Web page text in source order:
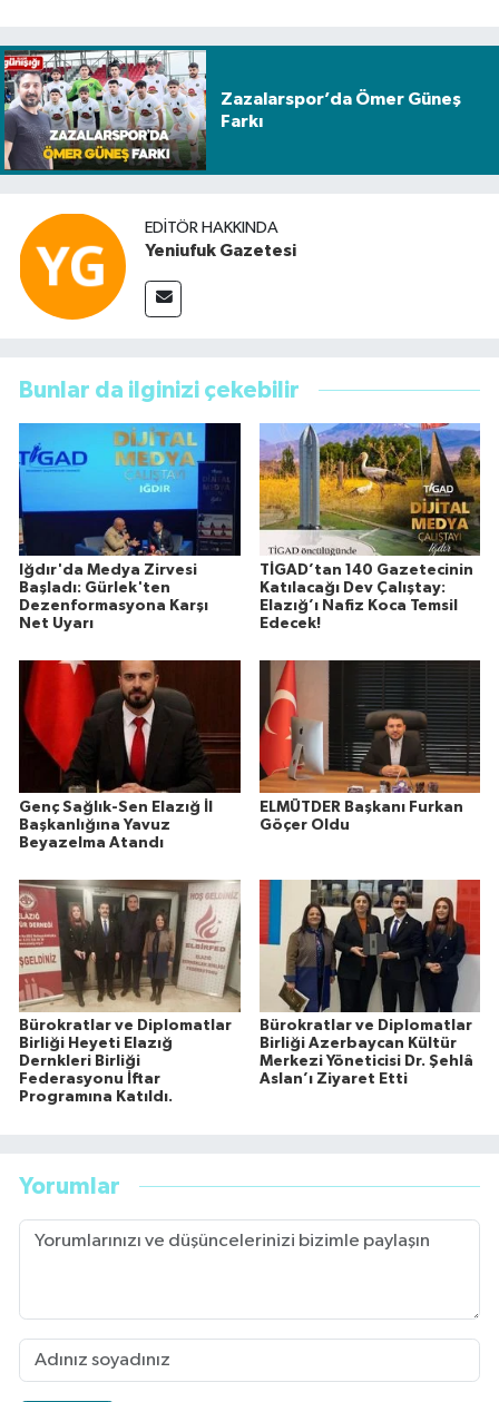
Zazalarspor’da Ömer Güneş
Farkı
EDITÖR HAKKINDA
Yeniufuk Gazetesi
Bunlar da ilginizi çekebilir
Iğdır'da Medya Zirvesi
Başladı: Gürlek'ten
Dezenformasyona Karşı
Net Uyarı
TİGAD’tan 140 Gazetecinin
Katılacağı Dev Çalıştay:
Elazığ’ı Nafiz Koca Temsil
Edecek!
Genç Sağlık-Sen Elazığ İl
Başkanlığına Yavuz
Beyazelma Atandı
ELMÜTDER Başkanı Furkan
Göçer Oldu
Bürokratlar ve Diplomatlar
Birliği Heyeti Elazığ
Dernkleri Birliği
Federasyonu İftar
Programına Katıldı.
Bürokratlar ve Diplomatlar
Birliği Azerbaycan Kültür
Merkezi Yöneticisi Dr. Şehlâ
Aslan’ı Ziyaret Etti
Yorumlar